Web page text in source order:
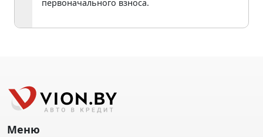
первоначального взноса.
Меню